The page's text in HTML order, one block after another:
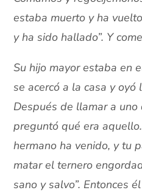
estaba muerto y ha
y ha sido hallado”. Y
Su hijo mayor estaba en
se acercó a la casa y oyó
Después de llamar a uno
preguntó qué era
hermano ha venido, y tu
matar el ternero
sano y salvo”. Entonces